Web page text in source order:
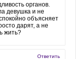
органов.
девушка и не
объясняет
дарят, а не
жить?
Ответить